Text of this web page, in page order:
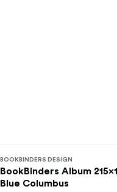
BOOKBINDERS DESIGN
BookBinders Album
Blue Columbus